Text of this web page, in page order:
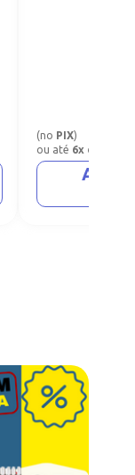
(no PIX)
ou até 6x de R$